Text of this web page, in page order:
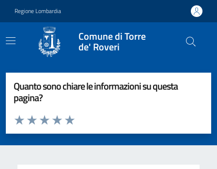
Regione Lombardia
Comune di Torre
de' Roveri
Quanto sono chiare le informazioni su questa
pagina?
Valuta da 1 a 5 stelle la pagina
Valuta 5 stelle su 5
Valuta 4 stelle su 5
Valuta 3 stelle su 5
Valuta 2 stelle su 5
Valuta 1 stelle su 5